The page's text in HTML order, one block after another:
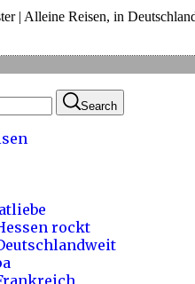
| Alleine Reisen, in
Search
rockt